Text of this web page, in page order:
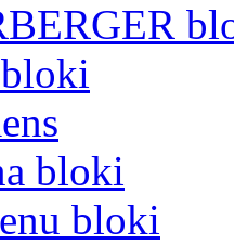
bloki
bloki